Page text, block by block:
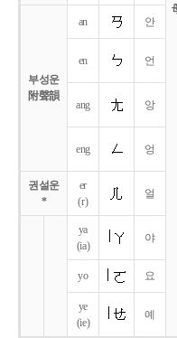
부성운
附聲韻
an 안
en 언
ang 앙
eng 엉
권설운
*
er
(r)
얼
ya
(ia)
야
yo 요
ye
(ie)
예